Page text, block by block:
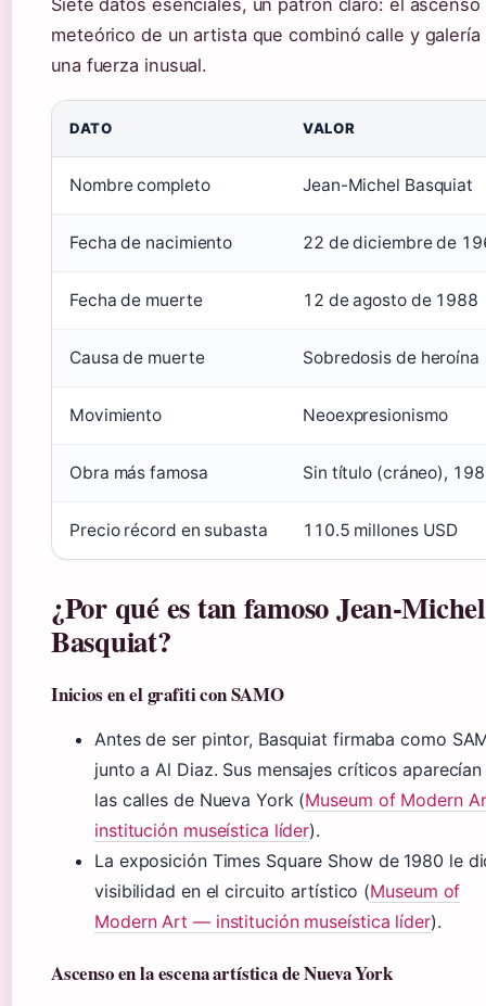
Siete datos esenciales, un patrón claro: el ascenso
meteórico de un artista que combinó calle y galería
una fuerza inusual.
DATO VALOR
Nombre completo Jean-Michel Basquiat
Fecha de nacimiento 22 de diciembre de
Fecha de muerte 12 de agosto de 1988
Causa de muerte Sobredosis de heroína
Movimiento Neoexpresionismo
Obra más famosa Sin título (cráneo),
Precio récord en subasta 110.5 millones USD
¿Por qué es tan famoso Jean-Michel
Basquiat?
Inicios en el grafiti con SAMO
Antes de ser pintor, Basquiat firmaba como
junto a Al Diaz. Sus mensajes críticos aparecían
las calles de Nueva York (Museum of Modern
institución museística líder).
La exposición Times Square Show de 1980 le
visibilidad en el circuito artístico (Museum of
Modern Art — institución museística líder).
Ascenso en la escena artística de Nueva York